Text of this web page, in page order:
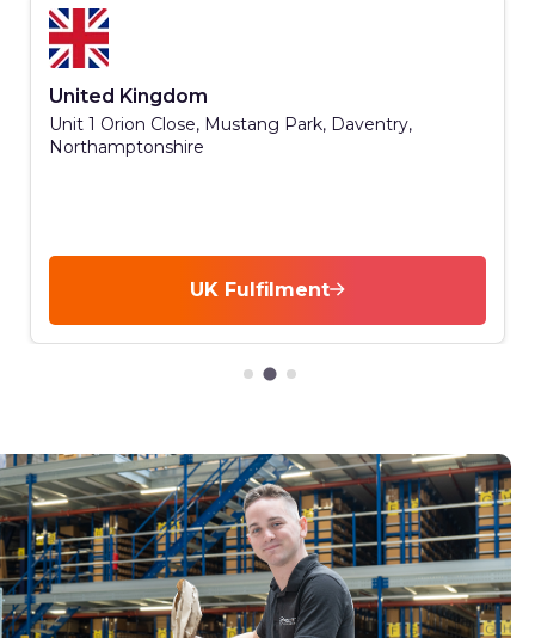
United Kingdom
Unit 1 Orion Close, Mustang Park, Daventry,
Northamptonshire
UK Fulfilment